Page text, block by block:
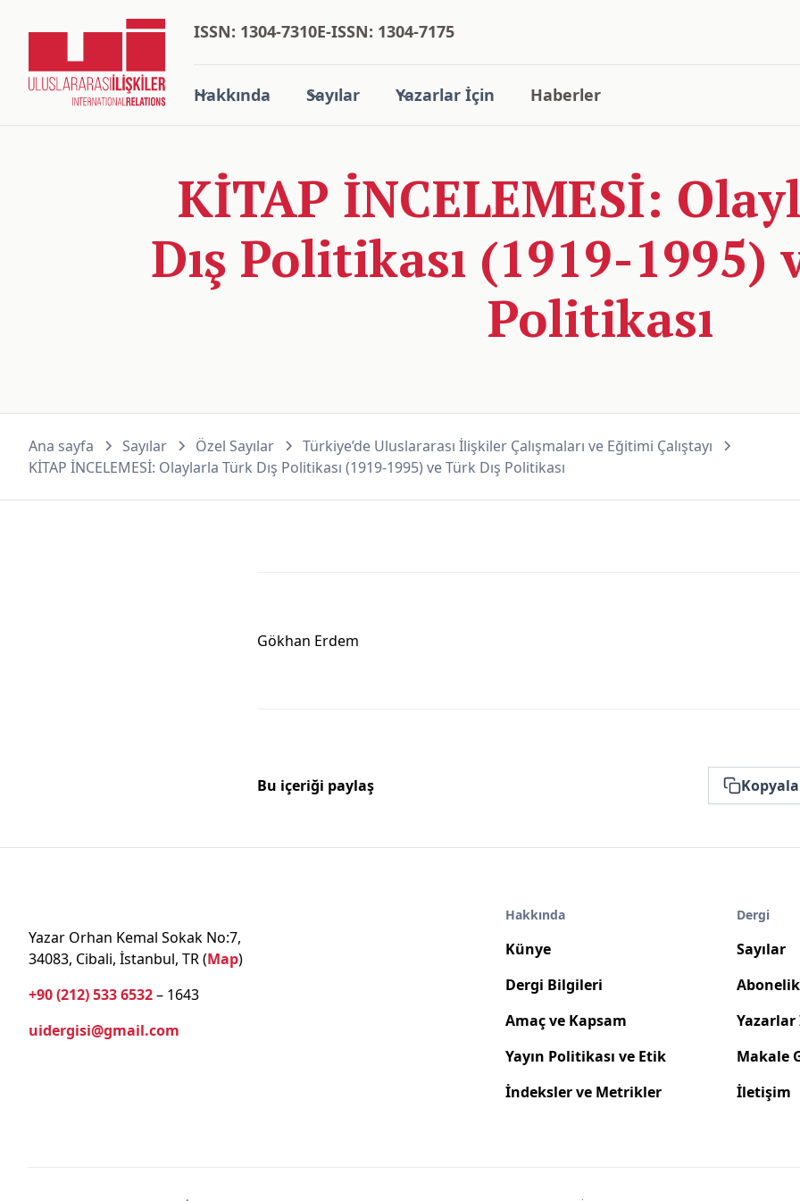
Hakkında Sayılar Yazarlar İçin Haberler
ISSN: 1304-7310E-ISSN: 1304-7175
KİTAP İNCELEMESİ:
Dış Politikası (1919-1995)
Politikası
Ana sayfa Sayılar Özel Sayılar
Türkiye’de Uluslararası İlişkiler Çalışmaları ve Eğitimi Çalıştayı
KİTAP İNCELEMESİ: Olaylarla Türk Dış Politikası (1919-1995) ve Türk Dış Politikası
Gökhan Erdem
Bu içeriği paylaş Kopyala
Yazar Orhan Kemal Sokak No:7,
34083, Cibali, İstanbul, TR (Map)
+90 (212) 533 6532– 1643
uidergisi@gmail.com
Hakkında
Künye
Dergi Bilgileri
Amaç ve Kapsam
Yayın Politikası ve Etik
İndeksler ve Metrikler
Dergi
Sayılar
Makale
İletişim